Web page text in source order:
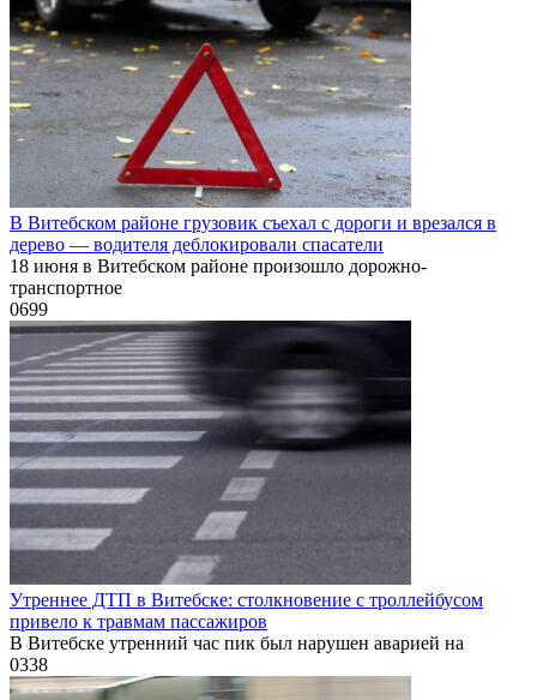
В Витебском районе грузовик съехал с дороги и врезался в
дерево — водителя деблокировали спасатели
18 июня в Витебском районе произошло дорожно-
транспортное
0699
Утреннее ДТП в Витебске: столкновение с троллейбусом
привело к травмам пассажиров
В Витебске утренний час пик был нарушен аварией на
0338